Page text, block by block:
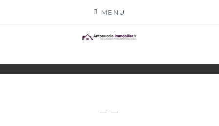
MENU
ANTONUCCIO-
IMMOBILIER.FR
ACTEURS
— —